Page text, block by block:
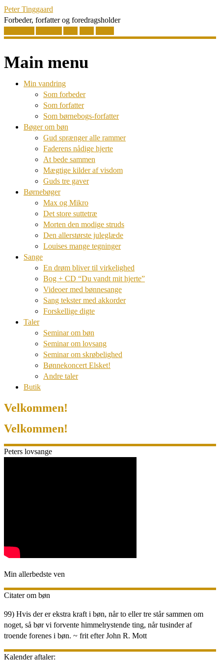
Peter Tinggaard
Forbeder, forfatter og foredragsholder
Main menu
Skip
Min vandring
Som forbeder
Som forfatter
Som børnebogs-forfatter
Bøger om bøn
Gud sprænger alle rammer
Faderens nådige hjerte
At bede sammen
Mægtige kilder af visdom
Guds tre gaver
Børnebøger
Max og Mikro
Det store suttetræ
Morten den modige struds
Den allerstørste juleglæde
Louises mange tegninger
Sange
En drøm bliver til virkelighed
Bog + CD “Du vandt mit hjerte”
Videoer med bønnesange
Sang tekster med akkorder
Forskellige digte
Taler
Seminar om bøn
Seminar om lovsang
Seminar om skrøbelighed
Bønnekoncert Elsket!
Andre taler
Butik
Velkommen!
Velkommen!
Peters lovsange
Min allerbedste ven
Citater om bøn
99) Hvis der er ekstra kraft i bøn, når to eller tre står sammen om
noget, så bør vi forvente himmelrystende ting, når tusinder af
troende forenes i bøn. ~ frit efter John R. Mott
Kalender aftaler: